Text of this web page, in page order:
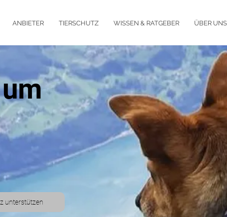
ANBIETER TIERSCHUTZ WISSEN & RATGEBER ÜBER UNS
unterstützen